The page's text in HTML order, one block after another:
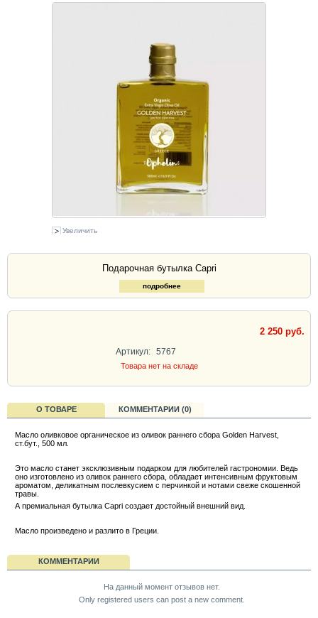
Увеличить
Подарочная бутылка Capri
подробнее
2 250 руб.
Артикул: 5767
Товара нет на складе
О ТОВАРЕ КОММЕНТАРИИ (0)
Масло оливковое органическое из оливок раннего сбора Golden Harvest,
ст.бут., 500 мл.
Это масло станет эксклюзивным подарком для любителей гастрономии. Ведь
оно изготовлено из оливок раннего сбора, обладает интенсивным фруктовым
ароматом, деликатным послевкусием с перчинкой и нотами свеже скошенной
травы.
А премиальная бутылка Capri создает достойный внешний вид.
Масло произведено и разлито в Греции.
КОММЕНТАРИИ
На данный момент отзывов нет.
Only registered users can post a new comment.